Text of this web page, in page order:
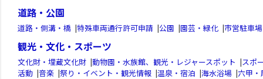
道路・公園
道路・側溝・橋 |特殊車両通行許可申請 |公園 |園芸・緑化 |市営駐車
観光・文化・スポーツ
文化財・埋蔵文化財 |動物園・水族館、観光・レジャースポット |スポ
活動 |音楽 |祭り・イベント・観光情報 |温泉・宿泊 |海水浴場 |六甲